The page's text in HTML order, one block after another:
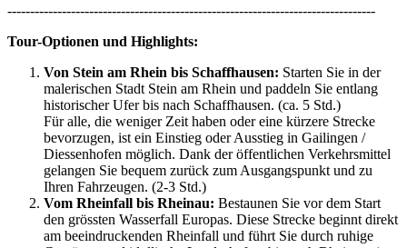
---------------------------------------------------------------------------------
Tour-Optionen und Highlights:
Von Stein am Rhein bis Schaffhausen: Starten Sie in der
malerischen Stadt Stein am Rhein und paddeln Sie entlang
historischer Ufer bis nach Schaffhausen. (ca. 5 Std.)
Für alle, die weniger Zeit haben oder eine kürzere Strecke
bevorzugen, ist ein Einstieg oder Ausstieg in Gailingen /
Diessenhofen möglich. Dank der öffentlichen Verkehrsmittel
gelangen Sie bequem zurück zum Ausgangspunkt und zu
Ihren Fahrzeugen. (2-3 Std.)
Vom Rheinfall bis Rheinau: Bestaunen Sie vor dem Start
den grössten Wasserfall Europas. Diese Strecke beginnt direkt
am beeindruckenden Rheinfall und führt Sie durch ruhige